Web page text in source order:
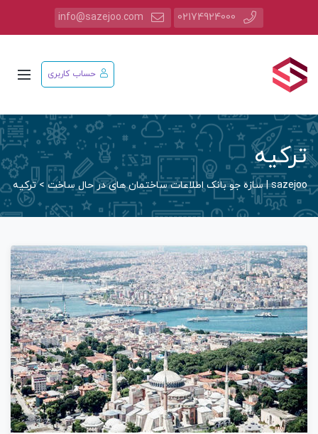
02174924000
info@sazejoo.com
حساب کاربری
ترکیه
sazejoo | سازه جو بانک اطلاعات ساختمان های در حال ساخت >ترکیه